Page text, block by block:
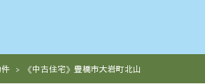
《中古住宅》豊橋市大岩町北山